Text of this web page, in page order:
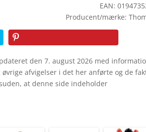
EAN:
Producent/mærke:
den 7. august 2026 med
afvigelser i det her anførte og de
at denne side indeholder